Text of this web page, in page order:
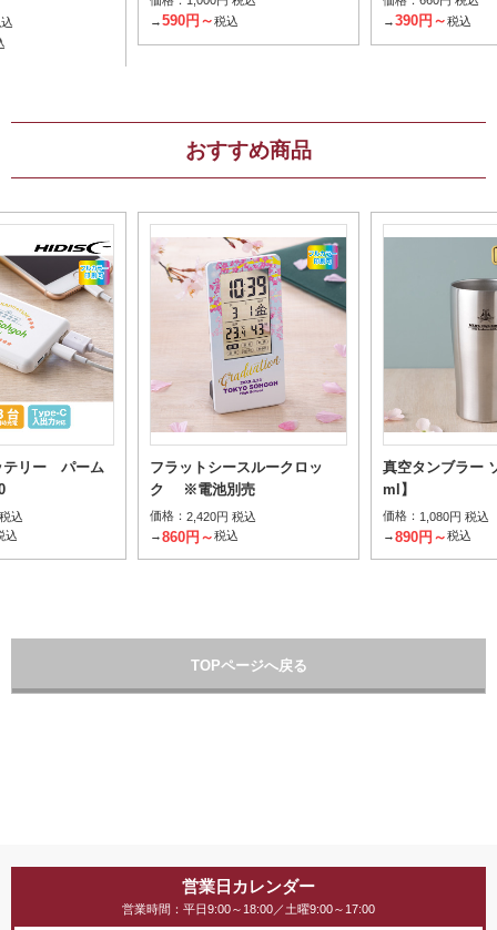
→ 590円～税込
→ 390円～税込
おすすめ商品
テリー パーム
込
込
フラットシースルークロッ
ク ※電池別売
価格： 2,420円 税込
→860円～税込
真空タンブラー
ml】
価格： 1,080円 税込
→890円～税込
TOPページへ戻る
営業日カレンダー
営業時間：平日9:00～18:00／土曜9:00～17:00